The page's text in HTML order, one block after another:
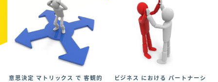
意思決定 マトリックス で 客観的
ビジネス における パートナーシ